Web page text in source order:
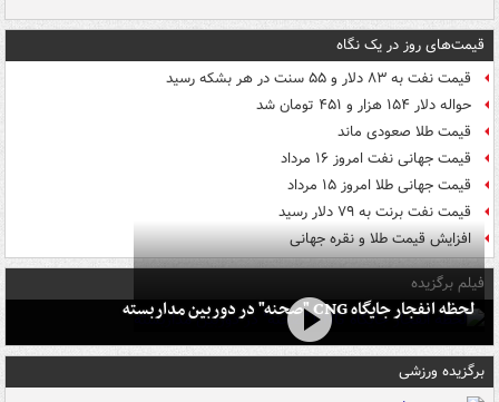
قیمت‌های روز در یک نگاه
قیمت نفت به ۸۳ دلار و ۵۵ سنت در هر بشکه رسید
حواله دلار ۱۵۴ هزار و ۴۵۱ تومان شد
قیمت طلا صعودی ماند
قیمت جهانی نفت امروز ۱۶ مرداد
قیمت جهانی طلا امروز ۱۵ مرداد
قیمت نفت برنت به ۷۹ دلار رسید
افزایش قیمت طلا و نقره جهانی
فیلم برگزیده
لحظه انفجار جایگاه CNG "صحنه" در دوربین مداربسته
برگزیده ورزشی